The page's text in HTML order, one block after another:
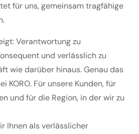
für uns, gemeinsam tragfähige
Verantwortung zu
und verlässlich zu
wie darüber hinaus. Genau das
KORO. Für unsere Kunden, für
und für die Region, in der wir zu
Ihnen als verlässlicher